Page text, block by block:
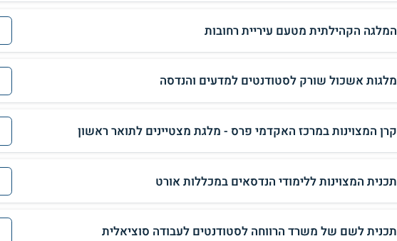
המלגה הקהילתית מטעם עיריית רחובות
מלגות אשכול שורק לסטודנטים למדעים והנדסה
קרן המצוינות במרכז האקדמי פרס - מלגת מצטיינים לתואר ראשון
תכנית המצוינות ללימודי הנדסאים במכללות אורט
תכנית לשם של משרד הרווחה לסטודנטים לעבודה סוציאלית